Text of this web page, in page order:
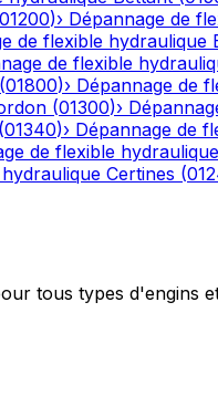
01200)› Dépannage de
de flexible hydraulique
de flexible
(01800)› Dépannage de
(01300)›
(01340)› Dépannage de
de flexible hydraulique
Certines (
tous types